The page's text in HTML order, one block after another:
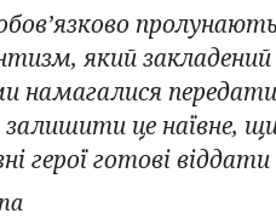
який закладений
намагалися
залишити це наївне,
герої готові віддати